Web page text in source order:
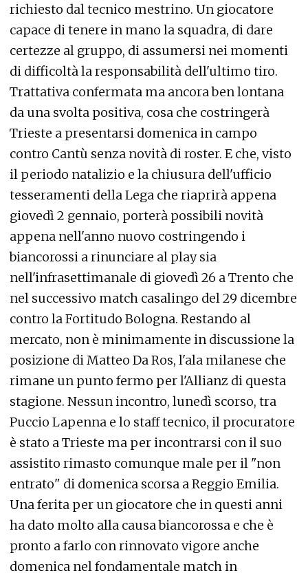
richiesto dal tecnico mestrino. Un giocatore
capace di tenere in mano la squadra, di dare
certezze al gruppo, di assumersi nei momenti
di difficoltà la responsabilità dell'ultimo tiro.
Trattativa confermata ma ancora ben lontana
da una svolta positiva, cosa che costringerà
Trieste a presentarsi domenica in campo
contro Cantù senza novità di roster. E che, visto
il periodo natalizio e la chiusura dell'ufficio
tesseramenti della Lega che riaprirà appena
giovedì 2 gennaio, porterà possibili novità
appena nell'anno nuovo costringendo i
biancorossi a rinunciare al play sia
nell'infrasettimanale di giovedì 26 a Trento che
nel successivo match casalingo del 29 dicembre
contro la Fortitudo Bologna. Restando al
mercato, non è minimamente in discussione la
posizione di Matteo Da Ros, l'ala milanese che
rimane un punto fermo per l'Allianz di questa
stagione. Nessun incontro, lunedì scorso, tra
Puccio Lapenna e lo staff tecnico, il procuratore
è stato a Trieste ma per incontrarsi con il suo
assistito rimasto comunque male per il "non
entrato" di domenica scorsa a Reggio Emilia.
Una ferita per un giocatore che in questi anni
ha dato molto alla causa biancorossa e che è
pronto a farlo con rinnovato vigore anche
domenica nel fondamentale match in